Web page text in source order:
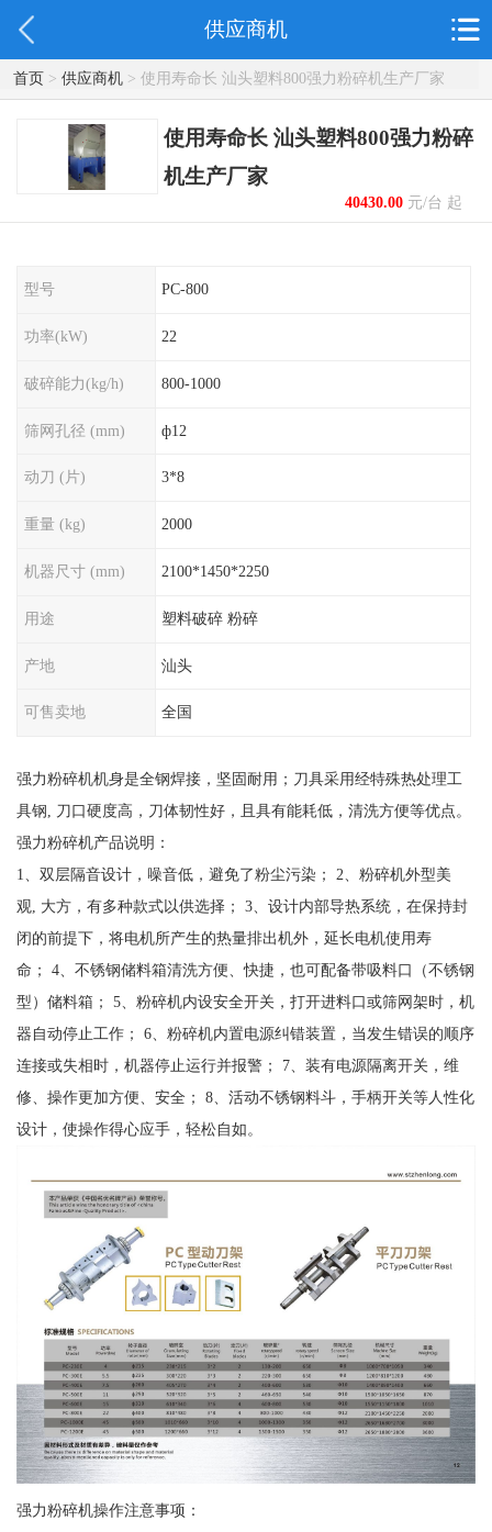
供应商机
首页> 供应商机> 使用寿命长 汕头塑料800强力粉碎机生产厂家
使用寿命长 汕头塑料800强力粉碎
机生产厂家
40430.00元/台 起
型号 PC-800
功率(kW) 22
破碎能力(kg/h) 800-1000
筛网孔径 (mm) ф12
动刀 (片) 3*8
重量 (kg) 2000
机器尺寸 (mm) 2100*1450*2250
用途 塑料破碎 粉碎
产地 汕头
可售卖地 全国
强力粉碎机机身是全钢焊接，坚固耐用；刀具采用经特殊热处理工
具钢, 刀口硬度高，刀体韧性好，且具有能耗低，清洗方便等优点。
强力粉碎机产品说明：
1、双层隔音设计，噪音低，避免了粉尘污染； 2、粉碎机外型美
观, 大方，有多种款式以供选择； 3、设计内部导热系统，在保持封
闭的前提下，将电机所产生的热量排出机外，延长电机使用寿
命； 4、不锈钢储料箱清洗方便、快捷，也可配备带吸料口（不锈钢
型）储料箱； 5、粉碎机内设安全开关，打开进料口或筛网架时，机
器自动停止工作； 6、粉碎机内置电源纠错装置，当发生错误的顺序
连接或失相时，机器停止运行并报警； 7、装有电源隔离开关，维
修、操作更加方便、安全； 8、活动不锈钢料斗，手柄开关等人性化
设计，使操作得心应手，轻松自如。
强力粉碎机操作注意事项：